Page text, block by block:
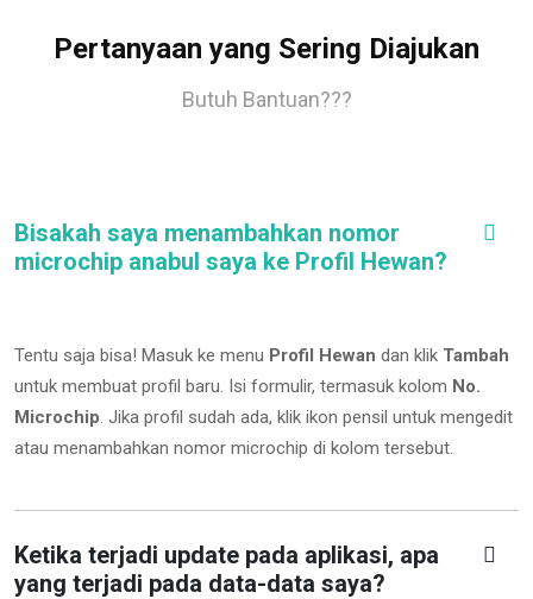
Pertanyaan yang Sering Diajukan
Butuh Bantuan???
Bisakah saya menambahkan nomor
microchip anabul saya ke Profil Hewan?
Tentu saja bisa! Masuk ke menu Profil Hewan dan klik Tambah
untuk membuat profil baru. Isi formulir, termasuk kolom No.
Microchip. Jika profil sudah ada, klik ikon pensil untuk mengedit
atau menambahkan nomor microchip di kolom tersebut.
Ketika terjadi update pada aplikasi, apa
yang terjadi pada data-data saya?